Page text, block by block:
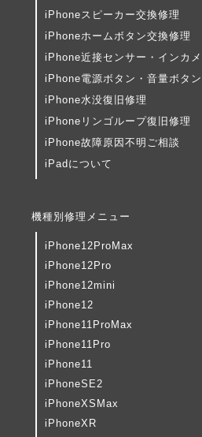
iPhoneスピーカー交換修理
iPhoneホームボタン交換修理
iPhone近接センサー・インカ
iPhone電源ボタン・音量ボタ
iPhone水没復旧修理
iPhoneリンゴループ復旧修理
iPhone故障原因不明ご相談
iPadについて
機種別修理メニュー
iPhone12ProMax
iPhone12Pro
iPhone12mini
iPhone12
iPhone11ProMax
iPhone11Pro
iPhone11
iPhoneSE2
iPhoneXSMax
iPhoneXR